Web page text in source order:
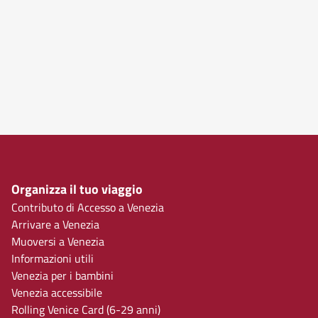
Organizza il tuo viaggio
Contributo di Accesso a Venezia
Arrivare a Venezia
Muoversi a Venezia
Informazioni utili
Venezia per i bambini
Venezia accessibile
Rolling Venice Card (6-29 anni)